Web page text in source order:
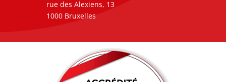
rue des Alexiens, 13
1000 Bruxelles